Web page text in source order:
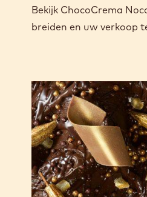
Bekijk ChocoCrema
breiden en uw verkoop
Gold
Choco
Rush